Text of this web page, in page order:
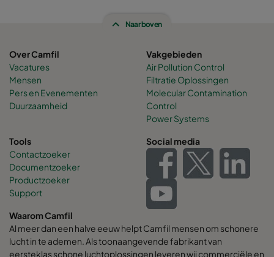
Naar boven
Over Camfil
Vacatures
Mensen
Pers en Evenementen
Duurzaamheid
Vakgebieden
Air Pollution Control
Filtratie Oplossingen
Molecular Contamination
Control
Power Systems
Tools
Contactzoeker
Documentzoeker
Productzoeker
Support
Social media
Waarom Camfil
Al meer dan een halve eeuw helpt Camfil mensen om schonere
lucht in te ademen. Als toonaangevende fabrikant van
eersteklas schone luchtoplossingen leveren wij commerciële en